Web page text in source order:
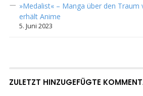
»Medalist« – Manga über den Traum
erhält Anime
5. Juni 2023
ZULETZT HINZUGEFÜGTE